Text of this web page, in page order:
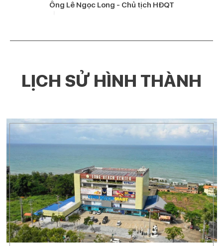
Ông Lê Ngọc Long - Chủ tịch HĐQT
LỊCH SỬ HÌNH THÀNH